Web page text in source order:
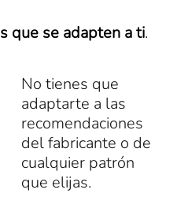
que se adapten a ti.
No tienes que
adaptarte a las
recomendaciones
del fabricante o de
cualquier patrón
que elijas.